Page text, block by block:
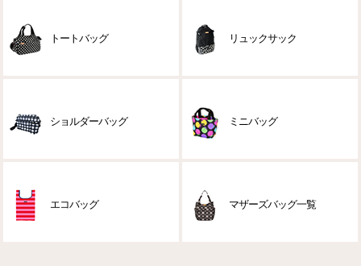
トートバッグ リュックサック
ショルダーバッグ ミニバッグ
エコバッグ マザーズバッグ一覧